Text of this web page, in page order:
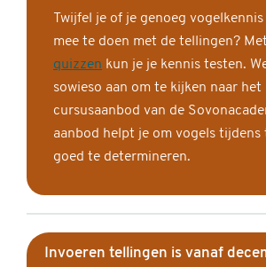
Twijfel je of je genoeg
mee te doen met de tellingen? Met
quizzen kun je je kennis testen.
sowieso aan om te kijken naar het
cursusaanbod van de
aanbod helpt je om vogels tijdens
goed te determineren.
Invoeren tellingen is vanaf